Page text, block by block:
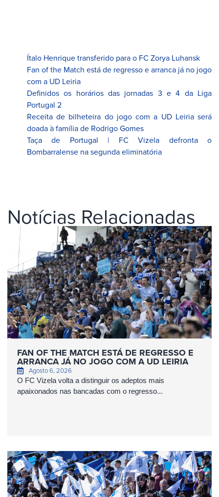
Ítalo Henrique transferido para o FC Zorya Luhansk
Fan of the Match está de regresso e arranca já no jogo
com a UD Leiria
Definidos os horários das jornadas 3 e 4 da Liga
Portugal 2
Receita de bilheteira do jogo com a UD Leiria será
doada à família de Rodrigo Gomes
Taça de Portugal | FC Vizela defronta o
Bombarralense na segunda eliminatória
Notícias Relacionadas
FAN OF THE MATCH ESTÁ DE REGRESSO E
ARRANCA JÁ NO JOGO COM A UD LEIRIA
Agosto 6, 2026
O FC Vizela volta a distinguir os adeptos mais
apaixonados nas bancadas com o regresso...